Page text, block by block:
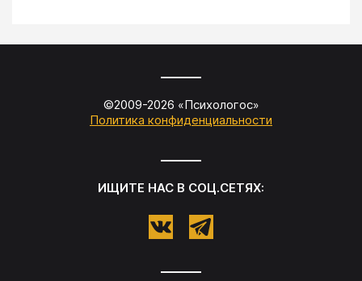
©2009-2026 «Психологос»
Политика конфиденциальности
ИЩИТЕ НАС В СОЦ.СЕТЯХ: